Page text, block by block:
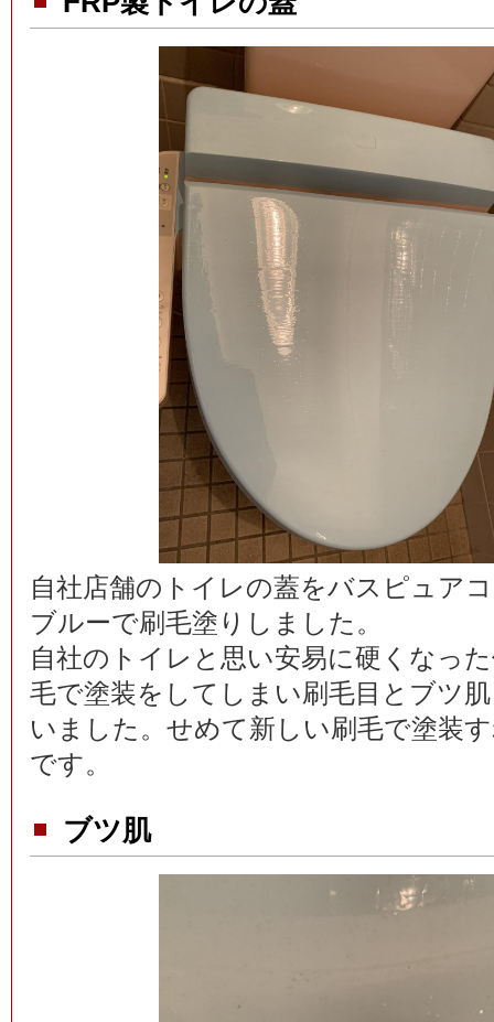
自社店舗のトイレの蓋をバスピュア
ブルーで刷毛塗りしました。
自社のトイレと思い安易に硬くなっ
毛で塗装をしてしまい刷毛目とブツ
いました。せめて新しい刷毛で塗装
です。
ブツ肌